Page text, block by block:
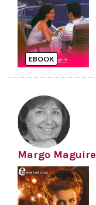
EBOOK
Margo Maguire